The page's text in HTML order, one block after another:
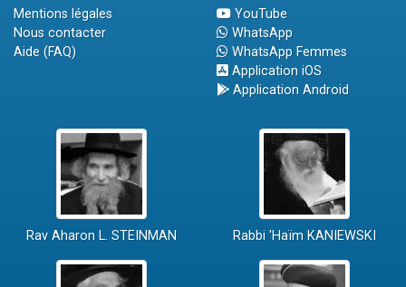
Mentions légales
Nous contacter
Aide (FAQ)
YouTube
WhatsApp
WhatsApp Femmes
Application iOS
Application Android
Rav Aharon L. STEINMAN Rabbi 'Haïm KANIEWSKI